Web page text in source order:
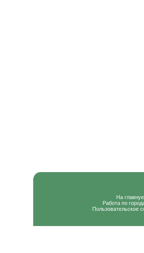
На
Работа по
Пользовательское